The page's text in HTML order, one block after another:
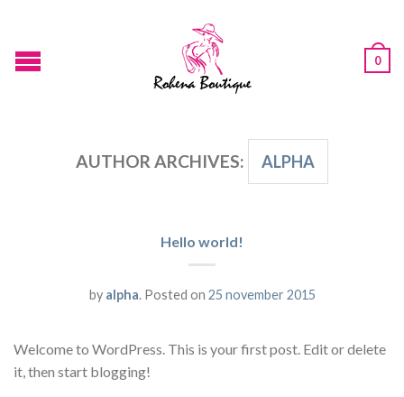
0
AUTHOR ARCHIVES: ALPHA
Hello world!
by alpha.Posted on 25 november 2015
Welcome to WordPress. This is your first post. Edit or delete
it, then start blogging!